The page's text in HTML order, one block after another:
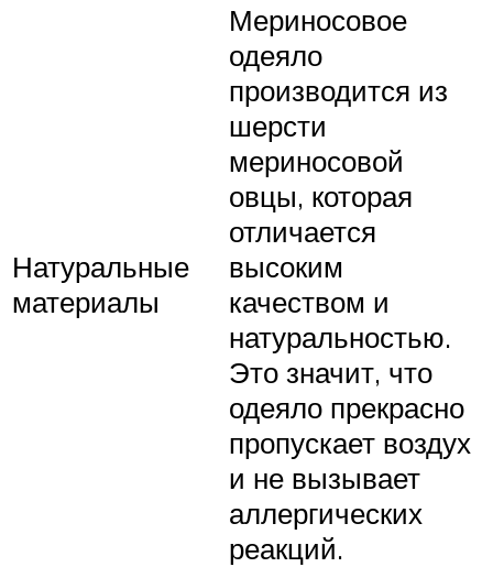
Натуральные
материалы
Мериносовое
одеяло
производится из
шерсти
мериносовой
овцы, которая
отличается
высоким
качеством и
натуральностью.
Это значит, что
одеяло прекрасно
пропускает воздух
и не вызывает
аллергических
реакций.